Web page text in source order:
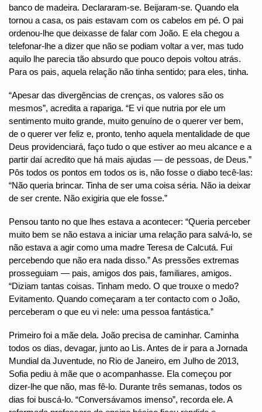
banco de madeira. Declararam-se. Beijaram-se. Quando ela
tornou a casa, os pais estavam com os cabelos em pé. O pai
ordenou-lhe que deixasse de falar com João. E ela chegou a
telefonar-lhe a dizer que não se podiam voltar a ver, mas tudo
aquilo lhe parecia tão absurdo que pouco depois voltou atrás.
Para os pais, aquela relação não tinha sentido; para eles, tinha.
“Apesar das divergências de crenças, os valores são os
mesmos”, acredita a rapariga. “E vi que nutria por ele um
sentimento muito grande, muito genuíno de o querer ver bem,
de o querer ver feliz e, pronto, tenho aquela mentalidade de que
Deus providenciará, faço tudo o que estiver ao meu alcance e a
partir daí acredito que há mais ajudas — de pessoas, de Deus.”
Pôs todos os pontos em todos os is, não fosse o diabo tecê-las:
“Não queria brincar. Tinha de ser uma coisa séria. Não ia deixar
de ser crente. Não exigiria que ele fosse.”
Pensou tanto no que lhes estava a acontecer: “Queria perceber
muito bem se não estava a iniciar uma relação para salvá-lo, se
não estava a agir como uma madre Teresa de Calcutá. Fui
percebendo que não era nada disso.” As pressões extremas
prosseguiam — pais, amigos dos pais, familiares, amigos.
“Diziam tantas coisas. Tinham medo. O que trouxe o medo?
Evitamento. Quando começaram a ter contacto com o João,
perceberam o que eu vi nele: uma pessoa fantástica.”
Primeiro foi a mãe dela. João precisa de caminhar. Caminha
todos os dias, devagar, junto ao Lis. Antes de ir para a Jornada
Mundial da Juventude, no Rio de Janeiro, em Julho de 2013,
Sofia pediu à mãe que o acompanhasse. Ela começou por
dizer-lhe que não, mas fê-lo. Durante três semanas, todos os
dias foi buscá-lo. “Conversávamos imenso”, recorda ele. A